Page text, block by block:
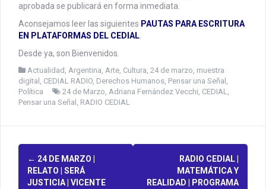
aprobada se publicará en forma inmediata.
Aconsejamos leer las siguientes PAUTAS PARA ESCRITURA
EN PLATAFORMAS DEL CEDIAL
Desde ya, son Bienvenidos.
Actualidad , Argentina, Arte, Cultura, 24 de marzo, muestra
digital , CEDIAL RADIO, Derechos Humanos, Pensar una Señal ,
Política
24 de Marzo, Adriana Fernández Vecchi, CEDIAL,
Pensar una Señal , RADIO CEDIAL
← 24 DE MARZO |
RELATO | SERÁ
JUSTICIA | VICENTE
RADIO CEDIAL |
MATEMÁTICA Y
REALIDAD | PROGRAMA